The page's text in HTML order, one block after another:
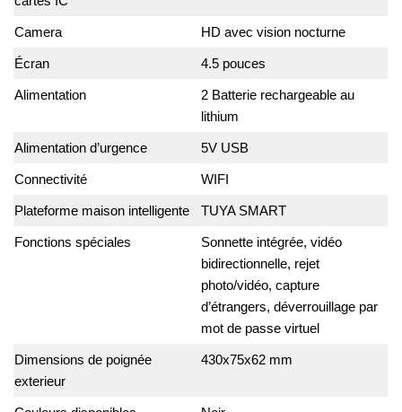
Camera HD avec vision nocturne
Écran 4.5 pouces
Alimentation
2 Batterie rechargeable au
lithium
Alimentation d’urgence 5V USB
Connectivité WIFI
Plateforme maison intelligente TUYA SMART
Fonctions spéciales
Sonnette intégrée, vidéo
bidirectionnelle, rejet
photo/vidéo, capture
d’étrangers, déverrouillage par
mot de passe virtuel
Dimensions de poignée
exterieur
430x75x62 mm